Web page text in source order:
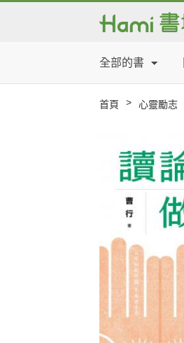
全部的書
首頁 > 心靈勵志